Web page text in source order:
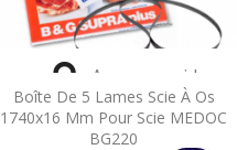
Boîte De 5 Lames Scie À Os
1740x16 Mm Pour Scie MEDOC
BG220
 Aperçu rapide